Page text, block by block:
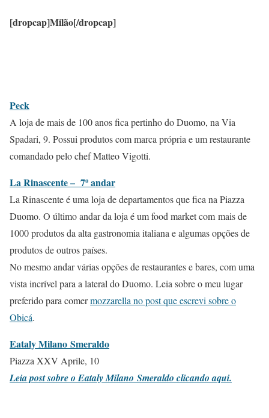
[dropcap]Milão[/dropcap]
Peck
A loja de mais de 100 anos fica pertinho do Duomo, na Via
Spadari, 9. Possui produtos com marca própria e um restaurante
comandado pelo chef Matteo Vigotti.
La Rinascente – 7º andar
La Rinascente é uma loja de departamentos que fica na Piazza
Duomo. O último andar da loja é um food market com mais de
1000 produtos da alta gastronomia italiana e algumas opções de
produtos de outros países.
No mesmo andar várias opções de restaurantes e bares, com uma
vista incrível para a lateral do Duomo. Leia sobre o meu lugar
preferido para comermozzarella no post que escrevi sobre o
Obicá.
Eataly Milano Smeraldo
Piazza XXV Aprile, 10
Leia post sobre o Eataly Milano Smeraldo clicando aqui.